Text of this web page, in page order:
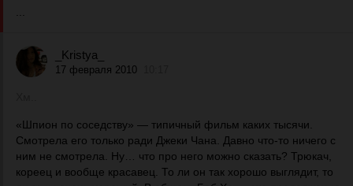
_Kristya_
17 февраля 2010
«Шпион по соседству» — типичный фильм каких тысячи.
Смотрела его только ради Джеки Чана. Давно что-то ничего с
ним не смотрела. Ну… что про него можно сказать? Трюкач,
кореец и вообще красавец. То ли он так хорошо выглядит, то